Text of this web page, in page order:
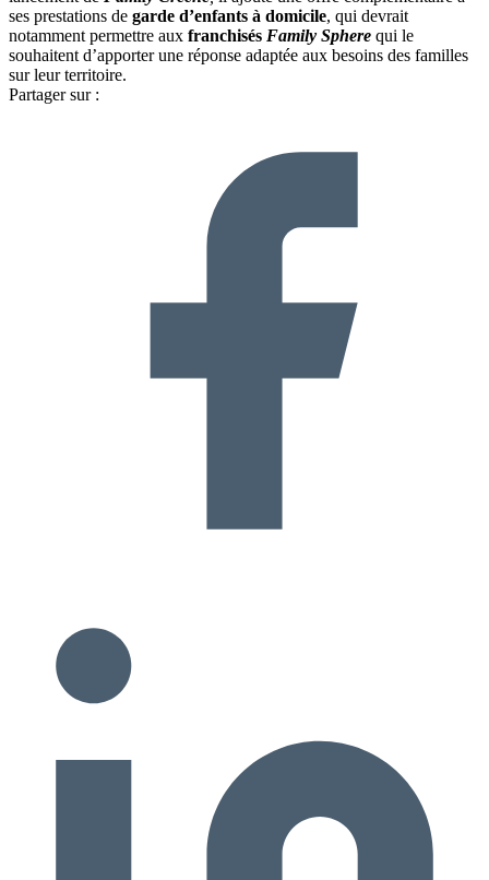
ses prestations de garde d’enfants à domicile, qui devrait
notamment permettre aux franchisés Family Sphere qui le
souhaitent d’apporter une réponse adaptée aux besoins des familles
sur leur territoire.
Partager sur :